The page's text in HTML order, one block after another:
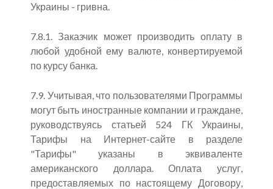
Украины - гривна.
7.8.1. Заказчик может производить оплату в
любой удобной ему валюте, конвертируемой
по курсу банка.
7.9. Учитывая, что пользователями Программы
могут быть иностранные компании и граждане,
руководствуясь статьей 524 ГК Украины,
Тарифы на Интернет-сайте в разделе
"Тарифы" указаны в эквиваленте
американского доллара. Оплата услуг,
предоставляемых по настоящему Договору,